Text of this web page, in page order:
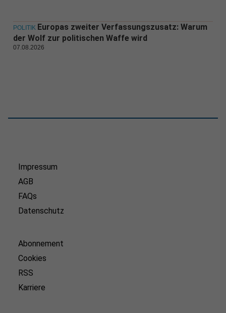
POLITIK Europas zweiter Verfassungszusatz: Warum
der Wolf zur politischen Waffe wird
07.08.2026
Impressum
AGB
FAQs
Datenschutz
Abonnement
Cookies
RSS
Karriere